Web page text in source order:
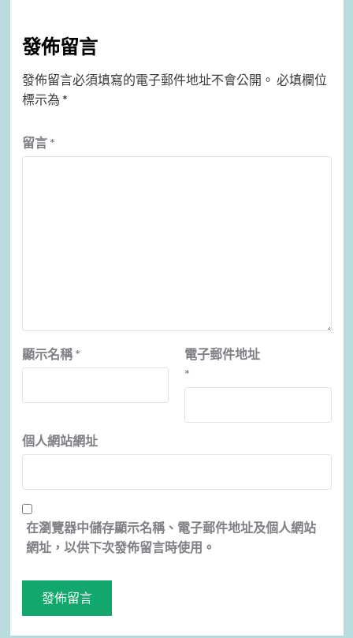
發佈留言
發佈留言必須填寫的電子郵件地址不會公開。 必填欄位
標示為 *
留言 *
顯示名稱 *
電子郵件地址
*
個人網站網址
在瀏覽器中儲存顯示名稱、電子郵件地址及個人網站
網址，以供下次發佈留言時使用。